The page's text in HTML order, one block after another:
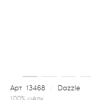
13468 Dazzle